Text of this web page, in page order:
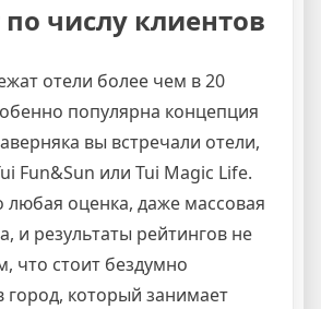
по числу клиентов
отели более чем в 20
популярна концепция
вы встречали отели,
Fun&Sun или Tui Magic Life.
любая оценка, даже массовая
и результаты рейтингов не
что стоит бездумно
город, который занимает